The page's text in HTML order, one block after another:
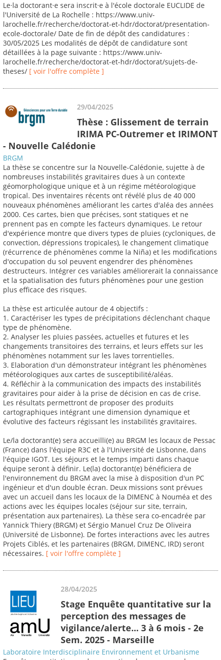
Le·la doctorant·e sera inscrit·e à l'école doctorale EUCLIDE de
l'Université de La Rochelle : https://www.univ-
larochelle.fr/recherche/doctorat-et-hdr/doctorat/presentation-
ecole-doctorale/ Date de fin de dépôt des candidatures :
30/05/2025 Les modalités de dépôt de candidature sont
détaillées à la page suivante : https://www.univ-
larochelle.fr/recherche/doctorat-et-hdr/doctorat/sujets-de-
theses/ [ voir l'offre complète ]
29/04/2025
Thèse : Glissement de terrain
IRIMA PC-Outremer et IRIMONT
- Nouvelle Calédonie
BRGM
La thèse se concentre sur la Nouvelle-Calédonie, sujette à de
nombreuses instabilités gravitaires dues à un contexte
géomorphologique unique et à un régime météorologique
tropical. Des inventaires récents ont révélé plus de 40 000
nouveaux phénomènes améliorant les cartes d'aléa des années
2000. Ces cartes, bien que précises, sont statiques et ne
prennent pas en compte les facteurs dynamiques. Le retour
d'expérience montre que divers types de pluies (cycloniques, de
convection, dépressions tropicales), le changement climatique
(récurrence de phénomènes comme la Niña) et les modifications
d'occupation du sol peuvent engendrer des phénomènes
destructeurs. Intégrer ces variables améliorerait la connaissance
et la spatialisation des futurs phénomènes pour une gestion
plus efficace des risques.
La thèse est articulée autour de 4 objectifs :
1. Caractériser les types de précipitations déclenchant chaque
type de phénomène.
2. Analyser les pluies passées, actuelles et futures et les
changements transitoires des terrains, et leurs effets sur les
phénomènes notamment sur les laves torrentielles.
3. Elaboration d'un démonstrateur intégrant les phénomènes
météorologiques aux cartes de susceptibilité/aléas.
4. Réfléchir à la communication des impacts des instabilités
gravitaires pour aider à la prise de décision en cas de crise.
Les résultats permettront de proposer des produits
cartographiques intégrant une dimension dynamique et
évolutive des facteurs régissant les instabilités gravitaires.
Le/la doctorant(e) sera accueilli(e) au BRGM les locaux de Pessac
(France) dans l'équipe R3C et à l'Université de Lisbonne, dans
l'équipe IGOT. Les séjours et le temps imparti dans chaque
équipe seront à définir. Le(la) doctorant(e) bénéficiera de
l'environnement du BRGM avec la mise à disposition d'un PC
ingénieur et d'un double écran. Deux missions sont prévues
avec un accueil dans les locaux de la DIMENC à Nouméa et des
actions avec les équipes locales (séjour sur site, terrain,
présentation aux partenaires). La thèse sera co-encadrée par
Yannick Thiery (BRGM) et Sérgio Manuel Cruz De Oliveira
(Université de Lisbonne). De fortes interactions avec les autres
Projets Ciblés, et les partenaires (BRGM, DIMENC, IRD) seront
nécessaires. [ voir l'offre complète ]
28/04/2025
Stage Enquête quantitative sur la
perception des messages de
vigilance/alerte... 3 à 6 mois - 2e
Sem. 2025 - Marseille
Laboratoire Interdisciplinaire Environnement et Urbanisme